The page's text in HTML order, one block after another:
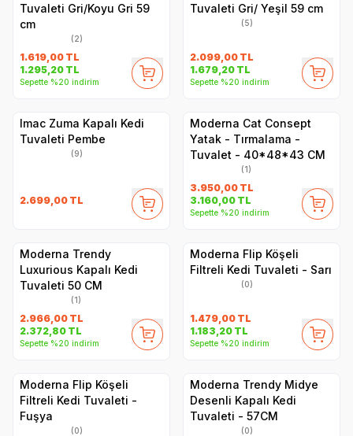
Tuvaleti Gri/Koyu Gri 59
cm
(2)
1.619,00 TL
1.295,20 TL
Sepette %20 indirim
Tuvaleti Gri/ Yeşil 59 cm
(5)
2.099,00 TL
1.679,20 TL
Sepette %20 indirim
Imac Zuma Kapalı Kedi
Tuvaleti Pembe
(9)
2.699,00 TL
Moderna Cat Consept
Yatak - Tırmalama -
Tuvalet - 40*48*43 CM
(1)
3.950,00 TL
3.160,00 TL
Sepette %20 indirim
Moderna Trendy
Luxurious Kapalı Kedi
Tuvaleti 50 CM
(1)
2.966,00 TL
2.372,80 TL
Sepette %20 indirim
Moderna Flip Köşeli
Filtreli Kedi Tuvaleti - Sarı
(0)
1.479,00 TL
1.183,20 TL
Sepette %20 indirim
Moderna Flip Köşeli
Filtreli Kedi Tuvaleti -
Fuşya
(0)
Moderna Trendy Midye
Desenli Kapalı Kedi
Tuvaleti - 57CM
(0)